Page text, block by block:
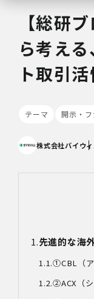
【総研
ら考え
ト取引
テーマ 開示・フ
株式会社バイウ
先進的な海
①CBL （
②ACX （